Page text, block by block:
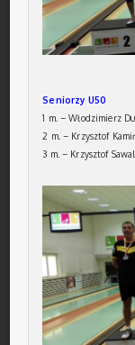
Seniorzy U50
1 m. – Włodzimierz
2 m. – Krzysztof
3 m. – Krzysztof